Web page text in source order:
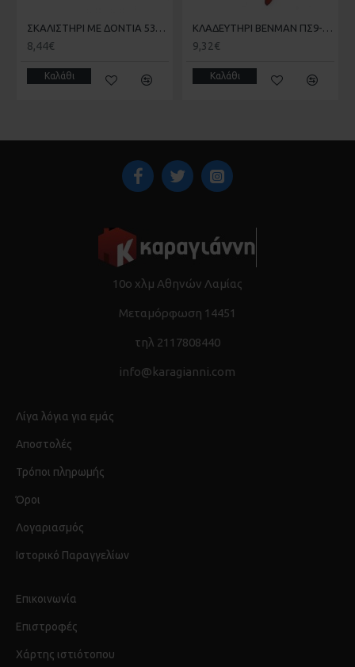
ΣΚΑΛΙΣΤΗΡΙ ΜΕ ΔΟΝΤΙΑ 530gr BENMAN 75237
8,44€
Καλάθι
ΚΛΑΔΕΥΤΗΡΙ BENMAN ΠΣ9-20 77103
9,32€
Καλάθι
10ο χλμ Αθηνών Λαμίας
Μεταμόρφωση 14451
τηλ 2117808440
info@karagianni.com
Λίγα λόγια για εμάς
Αποστολές
Τρόποι πληρωμής
Όροι
Λογαριασμός
Ιστορικό Παραγγελίων
Επικοινωνία
Επιστροφές
Χάρτης ιστιότοπου